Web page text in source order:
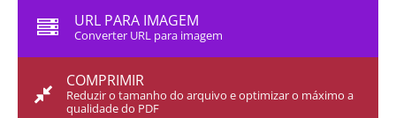
URL PARA IMAGEM
Converter URL para imagem
COMPRIMIR
Reduzir o tamanho do arquivo e optimizar o máximo a
qualidade do PDF